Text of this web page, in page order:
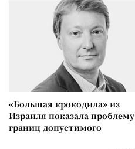
«Большая крокодила» из
Израиля показала проблему
границ допустимого